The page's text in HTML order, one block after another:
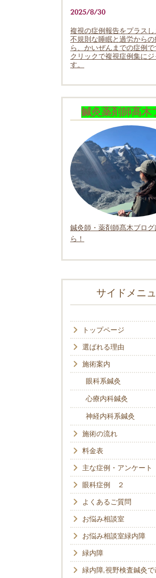
2025/8/30
複視の症例報告をプラスし
不規則な睡眠と過労から
ら、かいぜんまでの症例で
クリックで複視症例集にジ
す。
鍼灸薬剤師髙木
鍼灸師・薬剤師髙木ブロ
ら！
サイドメニ
トップページ
選ばれる理由
施術案内
眼科系鍼灸
心療内科鍼灸
神経内科系鍼灸
施術の流れ
料金表
主な症例・アンケート
眼科症例 ２
よくあるご質問
お悩み相談室
お悩み相談室緑内障
緑内障
緑内障,視野検査鍼灸